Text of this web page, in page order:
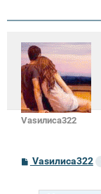
Vasилиса322
С
о
Vasилиса322